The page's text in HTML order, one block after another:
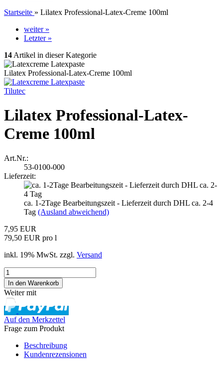
Startseite » Lilatex Professional-Latex-Creme 100ml
weiter »
Letzter »
14 Artikel in dieser Kategorie
Lilatex Professional-Latex-Creme 100ml
Tilutec
Lilatex Professional-Latex-
Creme 100ml
Art.Nr.:
53-0100-000
Lieferzeit:
ca. 1-2Tage Bearbeitungszeit - Lieferzeit durch DHL ca. 2-4
Tag (Ausland abweichend)
7,95 EUR
79,50 EUR pro l
inkl. 19% MwSt. zzgl. Versand
Weiter mit
Auf den Merkzettel
Frage zum Produkt
Beschreibung
Kundenrezensionen